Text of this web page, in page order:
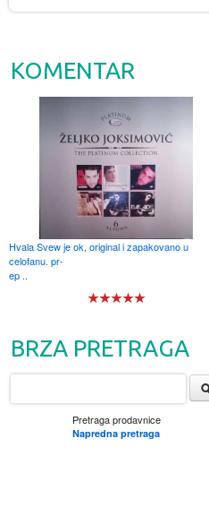
KOMENTAR
Hvala Svew je ok, original i zapakovano u
celofanu. pr-
ep ..
BRZA PRETRAGA
Pretraga prodavnice
Napredna pretraga